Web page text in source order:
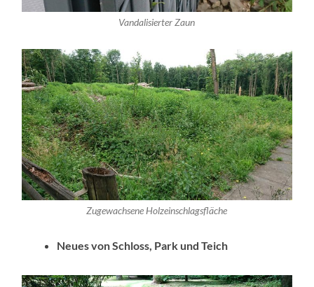
Vandalisierter Zaun
Zugewachsene Holzeinschlagsfläche
Neues von Schloss, Park und Teich